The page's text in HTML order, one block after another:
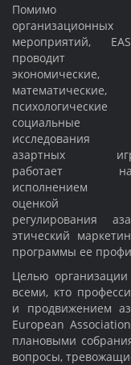
Помимо
организационных
мероприятий,
проводит
экономические,
математические,
психологические
социальные
исследования
азартных
работает
исполнением
оценкой
регулирования
этический
программы ее
Целью
всеми, кто
и продвижением
European
плановыми
вопросы,